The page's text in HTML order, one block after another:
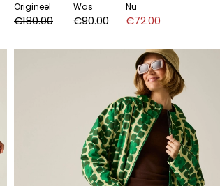
Origineel
€180.00
Was
€90.00
Nu
€72.00